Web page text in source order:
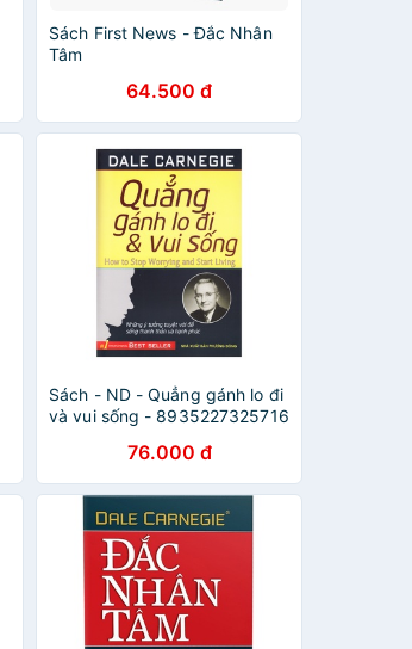
Sách First News - Đắc Nhân
Tâm
64.500 đ
Sách - ND - Quẳng gánh lo đi
và vui sống - 8935227325716
76.000 đ